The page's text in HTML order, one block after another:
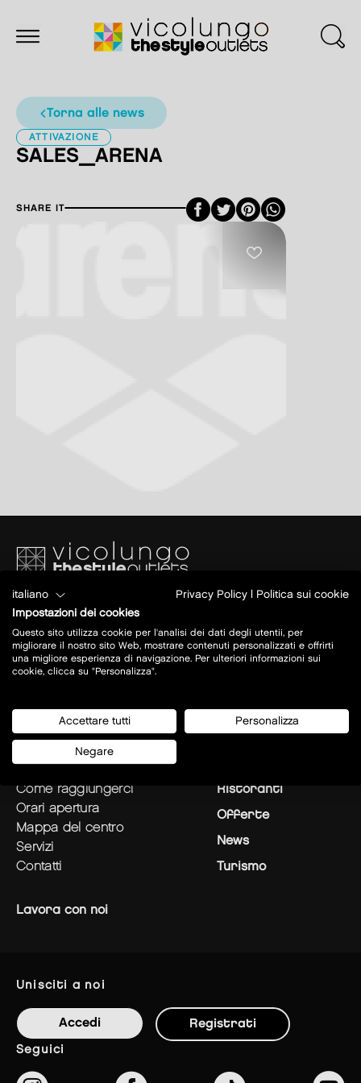
torna alle news
ATTIVAZIONE
SALES_ARENA
SHARE IT Facebook
Twitter
Pinterest
Piazza S. Caterina
Ang.Via Papa Giovanni XXIII
28060 Vicolungo (NO)
Oggi aperto:10-21
pianifica la tua visita
come raggiungerci
orari apertura
mappa del centro
servizi
contatti
Ristoranti
Offerte
News
Turismo
Lavora con noi
unisciti a noi
Accedi Registrati
seguici
italiano Privacy Policy
Politica sui cookie
Impostazioni dei cookies
Questo sito utilizza cookie per l'analisi dei dati degli utentii, per
migliorare il nostro sito Web, mostrare contenuti personalizzati e offrirti
una migliore esperienza di navigazione. Per ulteriori informazioni sui
cookie, clicca su "Personalizza".
Accettare tutti Personalizza
Negare